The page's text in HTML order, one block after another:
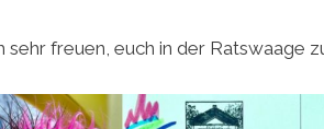
sehr freuen, euch in der Ratswaage